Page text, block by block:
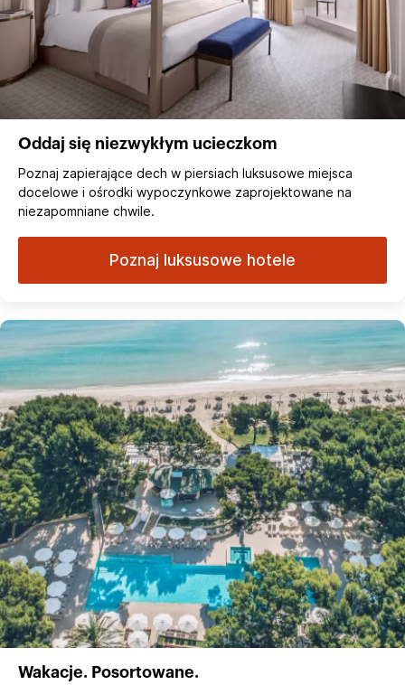
Oddaj się niezwykłym ucieczkom
Poznaj zapierające dech w piersiach luksusowe miejsca
docelowe i ośrodki wypoczynkowe zaprojektowane na
niezapomniane chwile.
Poznaj luksusowe hotele
Wakacje. Posortowane.